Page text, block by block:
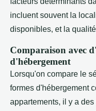
incluent souvent la
disponibles, et la
Comparaison avec
d'hébergement
Lorsqu'on compare le
formes d'hébergement
appartements, il y a des